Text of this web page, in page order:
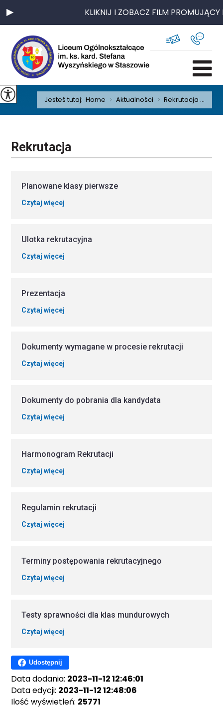
KLIKNIJ I ZOBACZ FILM PROMUJĄCY
Jesteś tutaj: Home > Aktualności > Rekrutacja ...
Rekrutacja
Planowane klasy pierwsze
Czytaj więcej
Ulotka rekrutacyjna
Czytaj więcej
Prezentacja
Czytaj więcej
Dokumenty wymagane w procesie rekrutacji
Czytaj więcej
Dokumenty do pobrania dla kandydata
Czytaj więcej
Harmonogram Rekrutacji
Czytaj więcej
Regulamin rekrutacji
Czytaj więcej
Terminy postępowania rekrutacyjnego
Czytaj więcej
Testy sprawności dla klas mundurowych
Czytaj więcej
Udostępnij
Data dodania: 2023-11-12 12:46:01
Data edycji: 2023-11-12 12:48:06
Ilość wyświetleń: 25771